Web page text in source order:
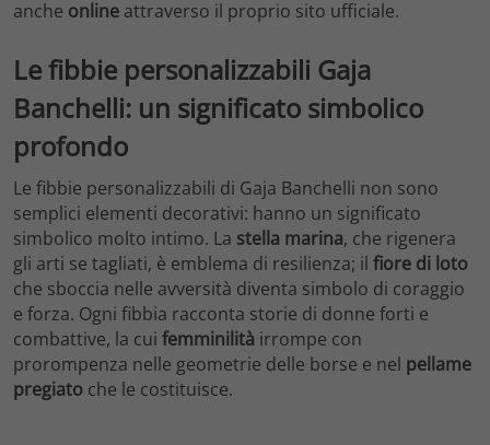
anche online attraverso il proprio sito ufficiale.
Le fibbie personalizzabili Gaja
Banchelli: un significato simbolico
profondo
Le fibbie personalizzabili di Gaja Banchelli non sono
semplici elementi decorativi: hanno un significato
simbolico molto intimo. La stella marina, che rigenera
gli arti se tagliati, è emblema di resilienza; il fiore di loto
che sboccia nelle avversità diventa simbolo di coraggio
e forza. Ogni fibbia racconta storie di donne forti e
combattive, la cui femminilità irrompe con
prorompenza nelle geometrie delle borse e nel pellame
pregiato che le costituisce.